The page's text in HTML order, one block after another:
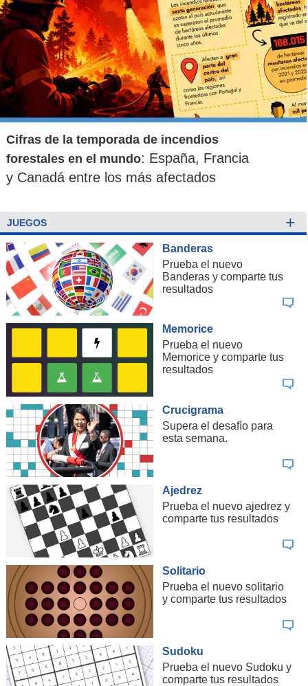
Cifras de la temporada de incendios
forestales en el mundo: España, Francia
y Canadá entre los más afectados
JUEGOS +
Banderas
Prueba el nuevo
Banderas y comparte tus
resultados
Memorice
Prueba el nuevo
Memorice y comparte tus
resultados
Crucigrama
Supera el desafío para
esta semana.
Ajedrez
Prueba el nuevo ajedrez y
comparte tus resultados
Solitario
Prueba el nuevo solitario
y comparte tus resultados
Sudoku
Prueba el nuevo Sudoku y
comparte tus resultados